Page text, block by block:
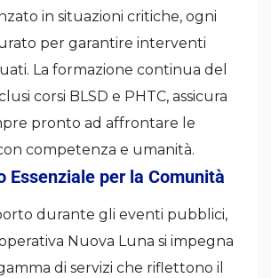
in situazioni critiche, ogni
per garantire interventi
La formazione continua del
corsi BLSD e PHTC, assicura
pronto ad affrontare le
competenza e umanità.
Essenziale per la Comunità
durante gli eventi pubblici,
Nuova Luna si impegna
di servizi che riflettono il